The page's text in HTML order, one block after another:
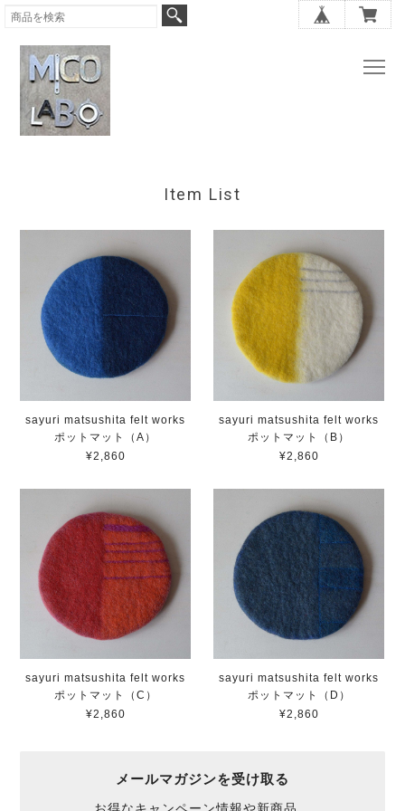
Item List
sayuri matsushita felt works
ポットマット（A）
¥2,860
sayuri matsushita felt works
ポットマット（B）
¥2,860
sayuri matsushita felt works
ポットマット（C）
¥2,860
sayuri matsushita felt works
ポットマット（D）
¥2,860
メールマガジンを受け取る